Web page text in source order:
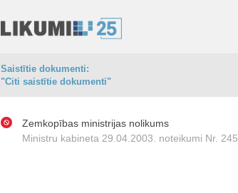
Saistītie dokumenti:
"Citi saistītie dokumenti"
Zemkopības ministrijas nolikums
Ministru kabineta 29.04.2003. noteikumi Nr. 245